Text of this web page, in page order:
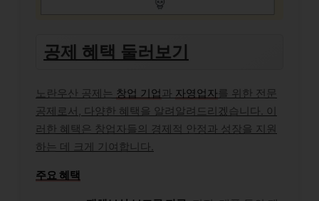
공제 혜택 둘러보기
노란우산 공제는 창업 기업과 자영업자를 위한 전문
공제로서, 다양한 혜택을 알려알려드리겠습니다. 이
러한 혜택은 창업자들의 경제적 안정과 성장을 지원
하는 데 크게 기여합니다.
주요 혜택